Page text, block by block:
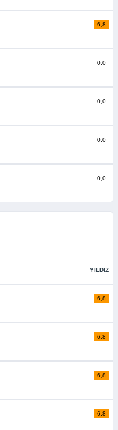
6,8
0,0
0,0
0,0
0,0
YILDIZ
6,8
6,8
6,8
6,8